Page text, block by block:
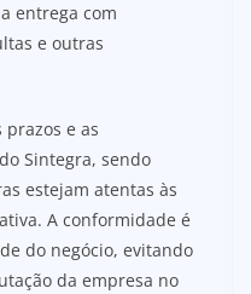
entrega com
e outras
e as
Sintegra, sendo
estejam atentas às
A conformidade é
do negócio, evitando
da empresa no